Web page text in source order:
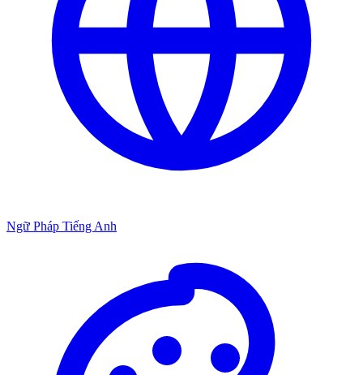
Ngữ Pháp Tiếng Anh